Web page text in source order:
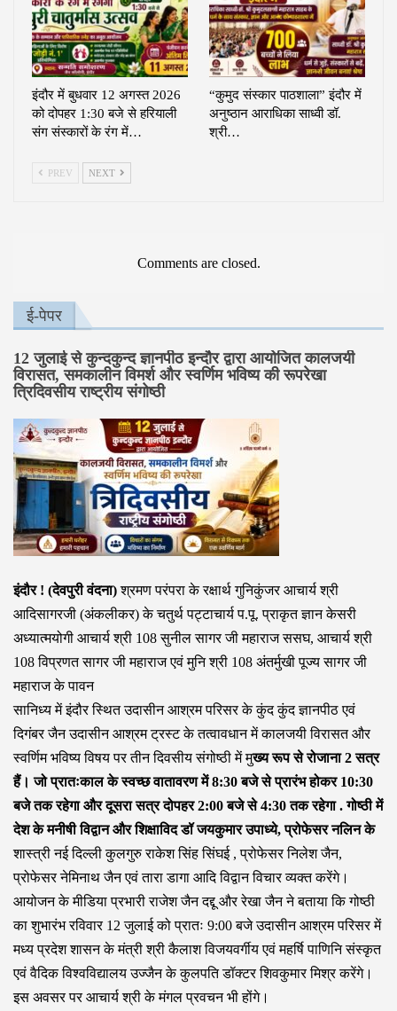
इंदौर में बुधवार 12 अगस्त 2026
को दोपहर 1:30 बजे से हरियाली
संग संस्कारों के रंग में…
“कुमुद संस्कार पाठशाला” इंदौर में
अनुष्ठान आराधिका साध्वी डॉ.
श्री…
PREV NEXT
Comments are closed.
ई-पेपर
12 जुलाई से कुन्दकुन्द ज्ञानपीठ इन्दौर द्वारा आयोजित कालजयी
विरासत, समकालीन विमर्श और स्वर्णिम भविष्य की रूपरेखा
त्रिदिवसीय राष्ट्रीय संगोष्ठी
इंदौर ! (देवपुरी वंदना)श्रमण परंपरा के रक्षार्थ गुनिकुंजर आचार्य श्री
आदिसागरजी (अंकलीकर) के चतुर्थ पट्टाचार्य प.पू. प्राकृत ज्ञान केसरी
अध्यात्मयोगी आचार्य श्री 108 सुनील सागर जी महाराज ससघ, आचार्य श्री
108 विप्रणत सागर जी महाराज एवं मुनि श्री 108 अंतर्मुखी पूज्य सागर जी
महाराज के पावन
सानिध्य में इंदौर स्थित उदासीन आश्रम परिसर के कुंद कुंद ज्ञानपीठ एवं
दिगंबर जैन उदासीन आश्रम ट्रस्ट के तत्वावधान में कालजयी विरासत और
स्वर्णिम भविष्य विषय पर तीन दिवसीय संगोष्ठी में मुख्य रूप से रोजाना 2 सत्र
हैं। जो प्रातःकाल के स्वच्छ वातावरण में 8:30 बजे से प्रारंभ होकर 10:30
बजे तक रहेगा और दूसरा सत्र दोपहर 2:00 बजे से 4:30 तक रहेगा . गोष्ठी में
देश के मनीषी विद्वान और शिक्षाविद डॉ जयकुमार उपाध्ये, प्रोफेसर नलिन के
शास्त्री नई दिल्ली कुलगुरु राकेश सिंह सिंघई , प्रोफेसर निलेश जैन,
प्रोफेसर नेमिनाथ जैन एवं तारा डागा आदि विद्वान विचार व्यक्त करेंगे।
आयोजन के मीडिया प्रभारी राजेश जैन दद्दू और रेखा जैन ने बताया कि गोष्ठी
का शुभारंभ रविवार 12 जुलाई को प्रातः 9:00 बजे उदासीन आश्रम परिसर में
मध्य प्रदेश शासन के मंत्री श्री कैलाश विजयवर्गीय एवं महर्षि पाणिनि संस्कृत
एवं वैदिक विश्वविद्यालय उज्जैन के कुलपति डॉक्टर शिवकुमार मिश्र करेंगे।
इस अवसर पर आचार्य श्री के मंगल प्रवचन भी होंगे।